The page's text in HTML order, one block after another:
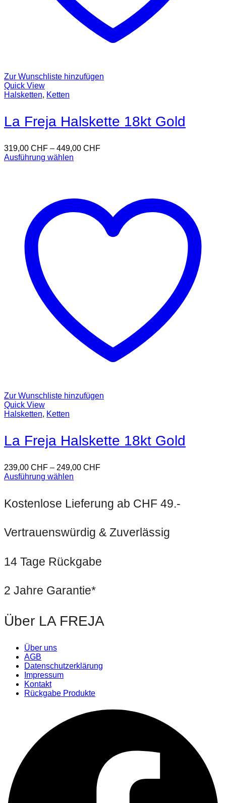
Zur Wunschliste hinzufügen
Quick View
Halsketten, Ketten
La Freja Halskette 18kt Gold
319,00 CHF – 449,00 CHF
Ausführung wählen
Zur Wunschliste hinzufügen
Quick View
Halsketten, Ketten
La Freja Halskette 18kt Gold
239,00 CHF – 249,00 CHF
Ausführung wählen
Kostenlose Lieferung ab CHF 49.-
Vertrauenswürdig & Zuverlässig
14 Tage Rückgabe
2 Jahre Garantie*
Über LA FREJA
Über uns
AGB
Datenschutzerklärung
Impressum
Kontakt
Rückgabe Produkte